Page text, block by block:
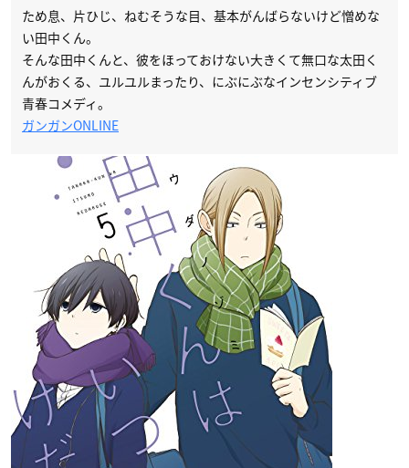
ため息、片ひじ、ねむそうな目、基本がんばらないけど憎めな
い田中くん。
そんな田中くんと、彼をほっておけない大きくて無口な太田く
んがおくる、ユルユルまったり、にぶにぶなインセンシティブ
青春コメディ。
ガンガンONLINE